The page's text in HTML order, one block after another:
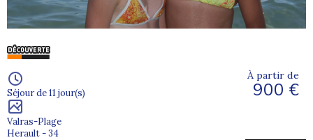
Séjour de 11 jour(s)
Valras-Plage
Herault - 34
À partir de
900 €